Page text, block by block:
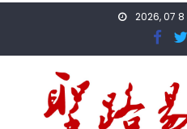
2026, 07 8